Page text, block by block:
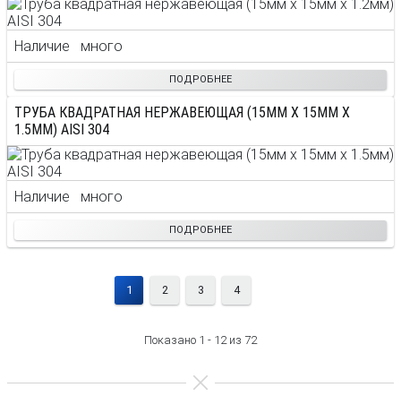
Наличие много
ПОДРОБНЕЕ
ТРУБА КВАДРАТНАЯ НЕРЖАВЕЮЩАЯ (15ММ X 15ММ X
1.5ММ) AISI 304
Наличие много
ПОДРОБНЕЕ
1 2 3 4
Показано 1 - 12 из 72